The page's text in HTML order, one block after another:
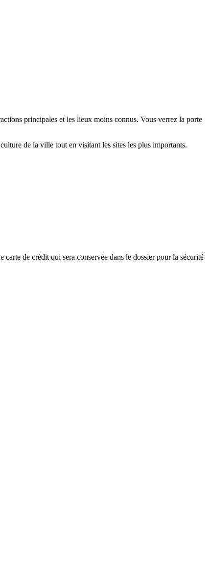
principales et les lieux moins connus. Vous verrez la porte
de la ville tout en visitant les sites les plus importants.
de crédit qui sera conservée dans le dossier pour la sécurité